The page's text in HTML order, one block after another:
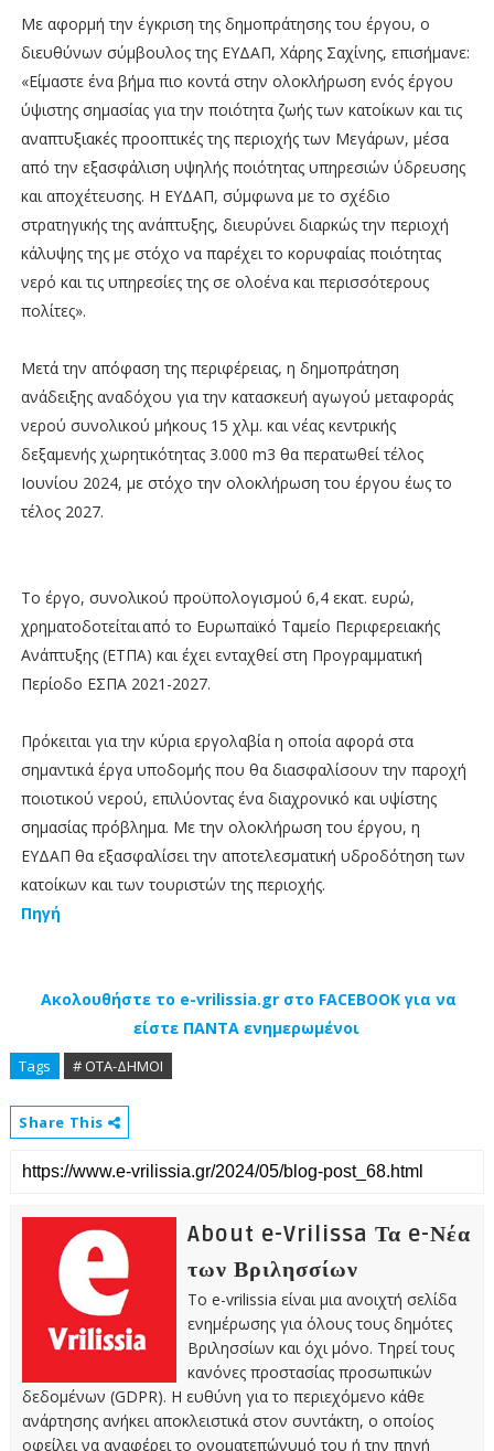
Με αφορμή την έγκριση της δημοπράτησης του έργου, ο
διευθύνων σύμβουλος της ΕΥΔΑΠ, Χάρης Σαχίνης, επισήμανε:
«Είμαστε ένα βήμα πιο κοντά στην ολοκλήρωση ενός έργου
ύψιστης σημασίας για την ποιότητα ζωής των κατοίκων και τις
αναπτυξιακές προοπτικές της περιοχής των Μεγάρων, μέσα
από την εξασφάλιση υψηλής ποιότητας υπηρεσιών ύδρευσης
και αποχέτευσης. Η ΕΥΔΑΠ, σύμφωνα με το σχέδιο
στρατηγικής της ανάπτυξης, διευρύνει διαρκώς την περιοχή
κάλυψης της με στόχο να παρέχει το κορυφαίας ποιότητας
νερό και τις υπηρεσίες της σε ολοένα και περισσότερους
πολίτες».
Μετά την απόφαση της περιφέρειας, η δημοπράτηση
ανάδειξης αναδόχου για την κατασκευή αγωγού μεταφοράς
νερού συνολικού μήκους 15 χλμ. και νέας κεντρικής
δεξαμενής χωρητικότητας 3.000 m3 θα περατωθεί τέλος
Ιουνίου 2024, με στόχο την ολοκλήρωση του έργου έως το
τέλος 2027.
Το έργο, συνολικού προϋπολογισμού 6,4 εκατ. ευρώ,
χρηματοδοτείται από το Ευρωπαϊκό Ταμείο Περιφερειακής
Ανάπτυξης (ΕΤΠΑ) και έχει ενταχθεί στη Προγραμματική
Περίοδο ΕΣΠΑ 2021-2027.
Πρόκειται για την κύρια εργολαβία η οποία αφορά στα
σημαντικά έργα υποδομής που θα διασφαλίσουν την παροχή
ποιοτικού νερού, επιλύοντας ένα διαχρονικό και υψίστης
σημασίας πρόβλημα. Με την ολοκλήρωση του έργου, η
ΕΥΔΑΠ θα εξασφαλίσει την αποτελεσματική υδροδότηση των
κατοίκων και των τουριστών της περιοχής.
Πηγή
Ακολουθήστε το e-vrilissia.gr στο FACEBOOK για να
είστε ΠΑΝΤΑ ενημερωμένοι
Tags # ΟΤΑ-ΔΗΜΟΙ
Share This
About e-Vrilissa Τα e-Νέα
των Βριλησσίων
Το e-vrilissia είναι μια ανοιχτή σελίδα
ενημέρωσης για όλους τους δημότες
Βριλησσίων και όχι μόνο. Τηρεί τους
κανόνες προστασίας προσωπικών
δεδομένων (GDPR). Η ευθύνη για το περιεχόμενο κάθε
ανάρτησης ανήκει αποκλειστικά στον συντάκτη, ο οποίος
οφείλει να αναφέρει το ονοματεπώνυμό του ή την πηγή